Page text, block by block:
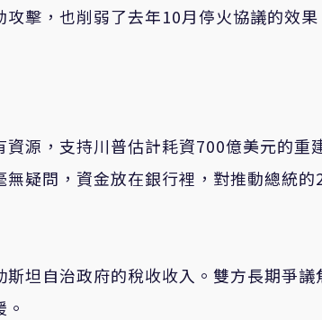
擊，也削弱了去年10月停火協議的效果
源，支持川普估計耗資700億美元的重
疑問，資金放在銀行裡，對推動總統的
坦自治政府的稅收收入。雙方長期爭議